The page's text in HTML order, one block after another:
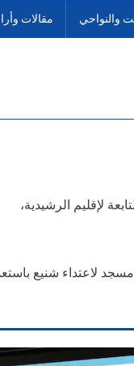
والنواحي مقالات
لإقليم الرشيدية،
لاعتداء شنيع